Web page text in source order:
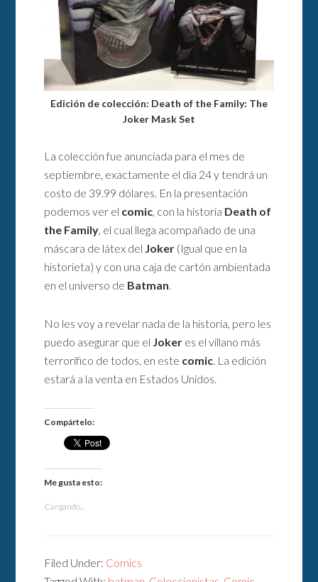
Edición de colección: Death of the Family: The
Joker Mask Set
La colección fue anunciada para el mes de
septiembre, exactamente el día 24 y tendrá un
costo de 39.99 dólares. En la presentación
podemos ver el comic, con la historia Death of
the Family, el cual llega acompañado de una
máscara de látex del Joker (Igual que en la
historieta) y con una caja de cartón ambientada
en el universo de Batman.
No les voy a revelar nada de la historia, pero les
puedo asegurar que el Joker es el villano más
terrorífico de todos, en este comic. La edición
estará a la venta en Estados Unidos.
Compártelo:
Me gusta esto:
Cargando...
Filed Under: Comics